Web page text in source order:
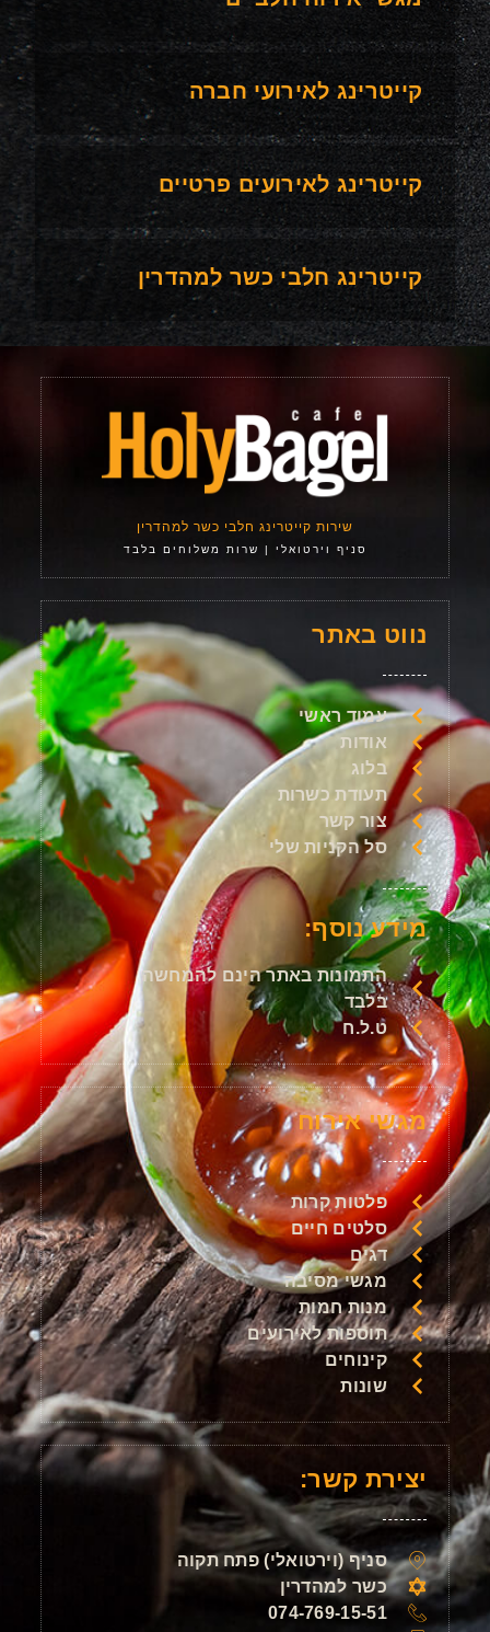
קייטרינג לאירועי חברה
קייטרינג לאירועים פרטיים
קייטרינג חלבי כשר למהדרין
יצירת קשר:
סניף (וירטואלי) פתח תקוה
כשר למהדרין
074-769-15-51
מגשי אירוח
פלטות קרות
סלטים חיים
דגים
מגשי מסיבה
מנות חמות
תוספות לאירועים
קינוחים
שונות
נווט באתר
עמוד ראשי
אודות
בלוג
תעודת כשרות
צור קשר
סל הקניות שלי
מידע נוסף:
התמונות באתר הינם להמחשה
בלבד
ט.ל.ח
שירות קייטרינג חלבי כשר למהדרין
סניף וירטואלי | שרות משלוחים בלבד